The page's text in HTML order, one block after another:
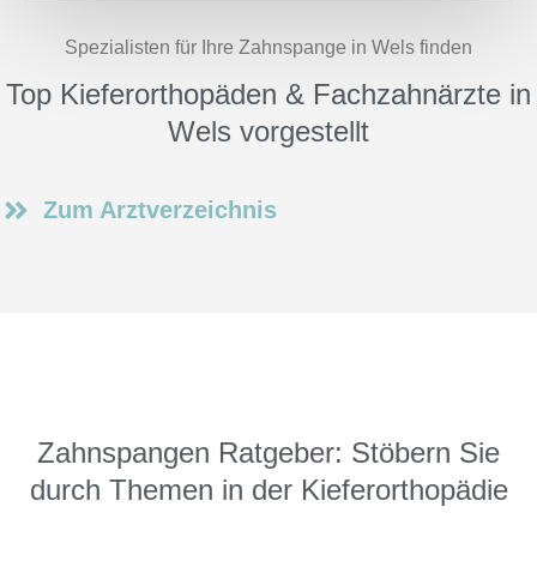
Spezialisten für Ihre Zahnspange in Wels finden
Top Kieferorthopäden & Fachzahnärzte in
Wels vorgestellt
Zum Arztverzeichnis
Zahnspangen Ratgeber: Stöbern Sie
durch Themen in der Kieferorthopädie